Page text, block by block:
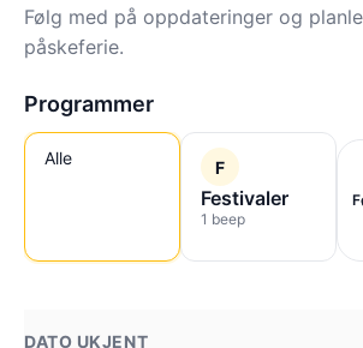
Følg med på oppdateringer og
påskeferie.
Programmer
Alle F
Festivaler
1 beep
DATO UKJENT